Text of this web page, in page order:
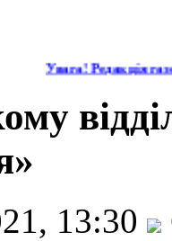
Увага! Редакція
13:30